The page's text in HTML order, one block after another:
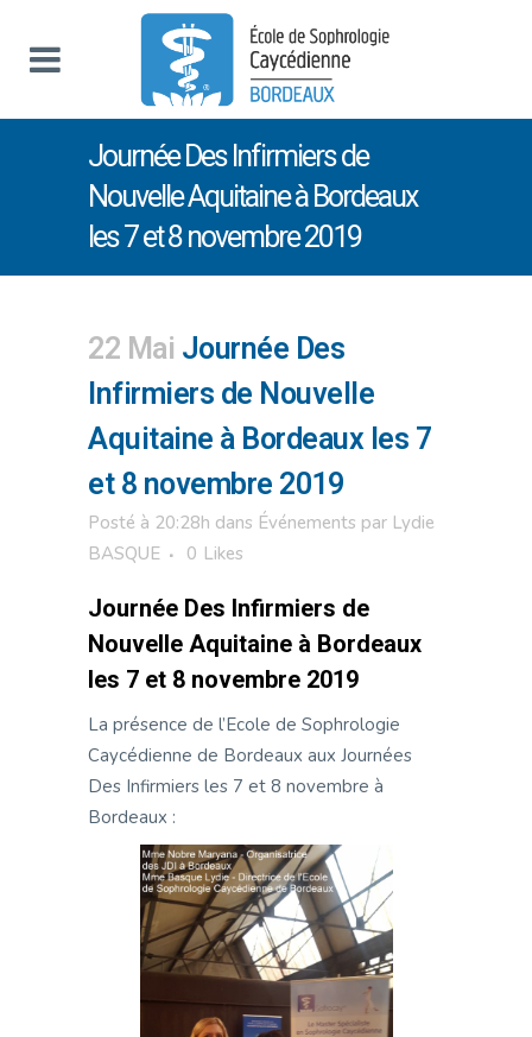
Journée Des Infirmiers de
Nouvelle Aquitaine à Bordeaux
les 7 et 8 novembre 2019
22 Mai Journée Des
Infirmiers de Nouvelle
Aquitaine à Bordeaux les 7
et 8 novembre 2019
Posté à 20:28h dans Événements par Lydie
BASQUE
0 Likes
Journée Des Infirmiers de
Nouvelle Aquitaine à Bordeaux
les 7 et 8 novembre 2019
La présence de l’Ecole de Sophrologie
Caycédienne de Bordeaux aux Journées
Des Infirmiers les 7 et 8 novembre à
Bordeaux :